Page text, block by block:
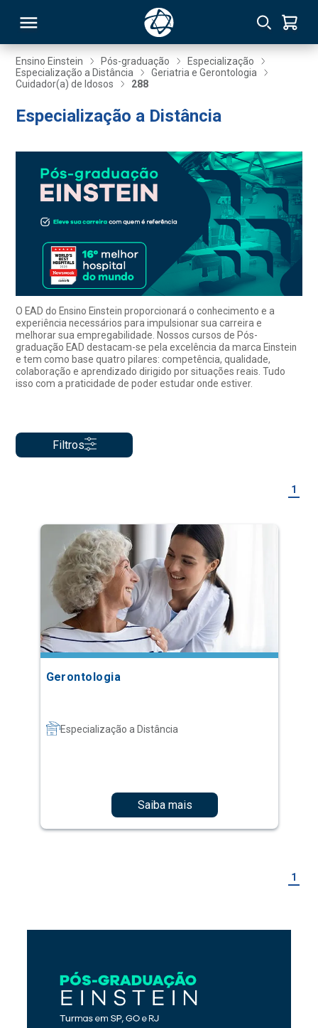
Ensino Einstein Pós-graduação
Especialização
Especialização a Distância
Geriatria e Gerontologia
Cuidador(a) de Idosos
288
Especialização a Distância
O EAD do Ensino Einstein proporcionará o conhecimento e a
experiência necessários para impulsionar sua carreira e
melhorar sua empregabilidade. Nossos cursos de Pós-
graduação EAD destacam-se pela excelência da marca Einstein
e tem como base quatro pilares: competência, qualidade,
colaboração e aprendizado dirigido por situações reais. Tudo
isso com a praticidade de poder estudar onde estiver.
Filtros
1
Gerontologia
Especialização a Distância
Saiba mais
1